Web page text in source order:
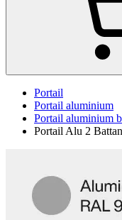
Portail
Portail aluminium
Portail aluminium
Portail Alu 2